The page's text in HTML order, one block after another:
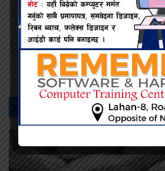
प्रदिप सिंह
समाचार